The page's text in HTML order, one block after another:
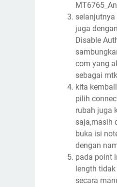
juga
Disable
com yang
sebagai
kita
pilih
rubah juga
saja,masih
buka isi
dengan
pada point
length
secara